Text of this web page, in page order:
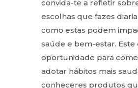
convida-te a refletir
escolhas que fazes
como estas podem
saúde e bem-estar. Este
oportunidade para
adotar hábitos mais
conheceres produtos